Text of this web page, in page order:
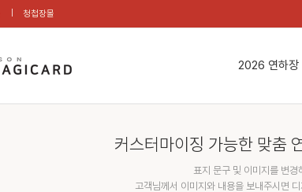
청첩장몰
2026 연하장
커스터마이징 가능한 맞춤
표지 문구 및 이미지를 변경
고객님께서 이미지와 내용을 보내주시면